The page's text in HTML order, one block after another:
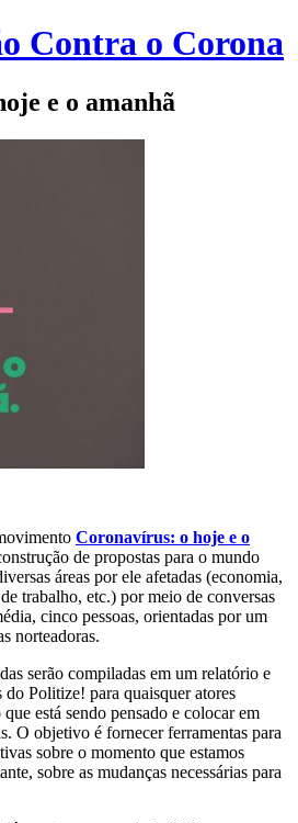
Contra o Corona
e o amanhã
Coronavírus: o hoje e o
de propostas para o mundo
áreas por ele afetadas (economia,
trabalho, etc.) por meio de conversas
cinco pessoas, orientadas por um
norteadoras.
serão compiladas em um relatório e
Politize! para quaisquer atores
está sendo pensado e colocar em
O objetivo é fornecer ferramentas para
sobre o momento que estamos
sobre as mudanças necessárias para